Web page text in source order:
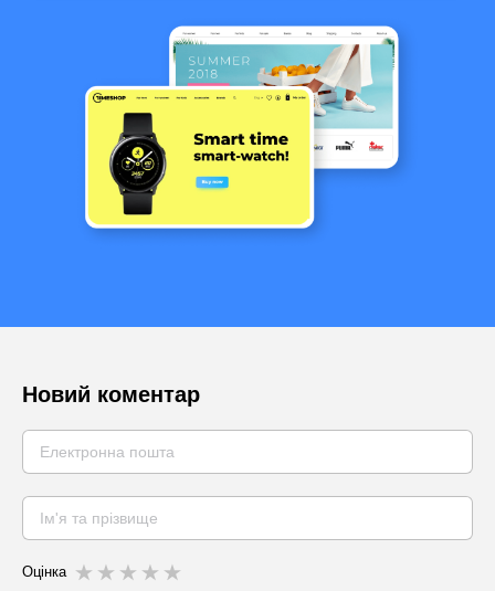
Новий коментар
Оцінка